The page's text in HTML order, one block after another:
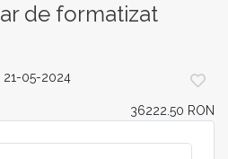
de formatizat
21-05-2024
36222.50 RON